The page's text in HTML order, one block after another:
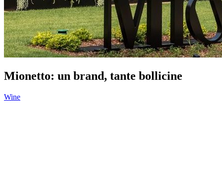
Mionetto: un brand, tante bollicine
Wine